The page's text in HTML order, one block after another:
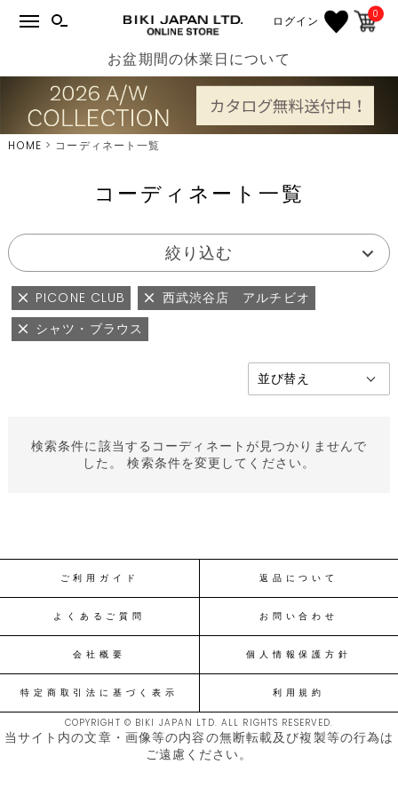
ログイン 0
お盆期間の休業日について
HOME コーディネート一覧
コーディネート一覧
絞り込む
PICONE CLUB
西武渋谷店 アルチビオ
シャツ・ブラウス
検索条件に該当するコーディネートが見つかりませんで
した。 検索条件を変更してください。
ご利用ガイド 返品について
よくあるご質問 お問い合わせ
会社概要 個人情報保護方針
特定商取引法に基づく表示 利用規約
COPYRIGHT © BIKI JAPAN LTD. ALL RIGHTS RESERVED.
当サイト内の文章・画像等の内容の無断転載及び複製等の行為は
ご遠慮ください。